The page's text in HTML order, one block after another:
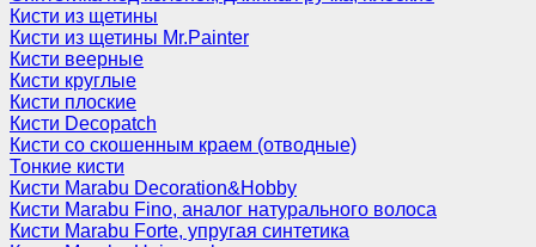
Кисти из щетины
Кисти из щетины Mr.Painter
Кисти веерные
Кисти круглые
Кисти плоские
Кисти Decopatch
Кисти со скошенным краем (отводные)
Тонкие кисти
Кисти Marabu Decoration&Hobby
Кисти Marabu Fino, аналог натурального волоса
Кисти Marabu Forte, упругая синтетика